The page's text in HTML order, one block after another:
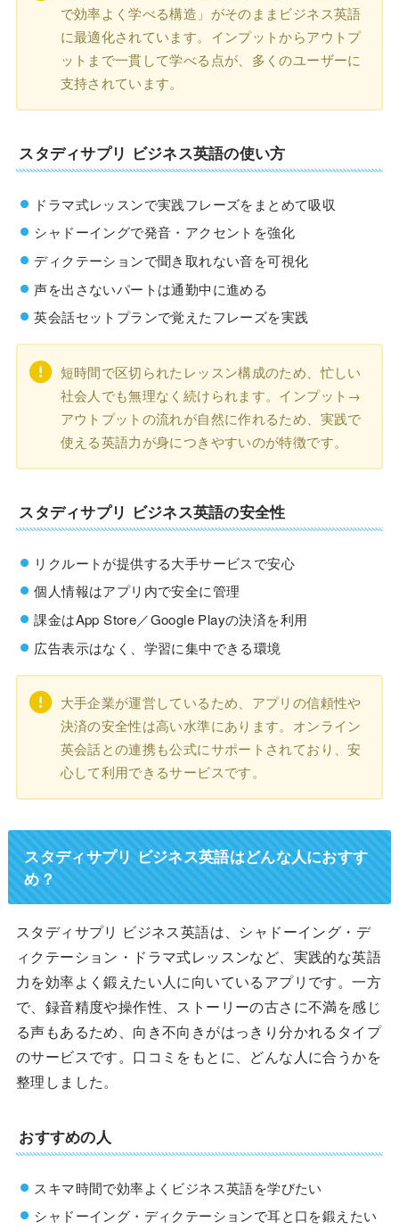
で効率よく学べる構造」がそのままビジネス英語
に最適化されています。インプットからアウトプ
ットまで一貫して学べる点が、多くのユーザーに
支持されています。
スタディサプリ ビジネス英語の使い方
ドラマ式レッスンで実践フレーズをまとめて吸収
シャドーイングで発音・アクセントを強化
ディクテーションで聞き取れない音を可視化
声を出さないパートは通勤中に進める
英会話セットプランで覚えたフレーズを実践
短時間で区切られたレッスン構成のため、忙しい
社会人でも無理なく続けられます。インプット→
アウトプットの流れが自然に作れるため、実践で
使える英語力が身につきやすいのが特徴です。
スタディサプリ ビジネス英語の安全性
リクルートが提供する大手サービスで安心
個人情報はアプリ内で安全に管理
課金はApp Store／Google Playの決済を利用
広告表示はなく、学習に集中できる環境
大手企業が運営しているため、アプリの信頼性や
決済の安全性は高い水準にあります。オンライン
英会話との連携も公式にサポートされており、安
心して利用できるサービスです。
スタディサプリ ビジネス英語はどんな人におすす
め？
スタディサプリ ビジネス英語は、シャドーイング・デ
ィクテーション・ドラマ式レッスンなど、実践的な英語
力を効率よく鍛えたい人に向いているアプリです。一方
で、録音精度や操作性、ストーリーの古さに不満を感じ
る声もあるため、向き不向きがはっきり分かれるタイプ
のサービスです。口コミをもとに、どんな人に合うかを
整理しました。
おすすめの人
スキマ時間で効率よくビジネス英語を学びたい
シャドーイング・ディクテーションで耳と口を鍛えたい